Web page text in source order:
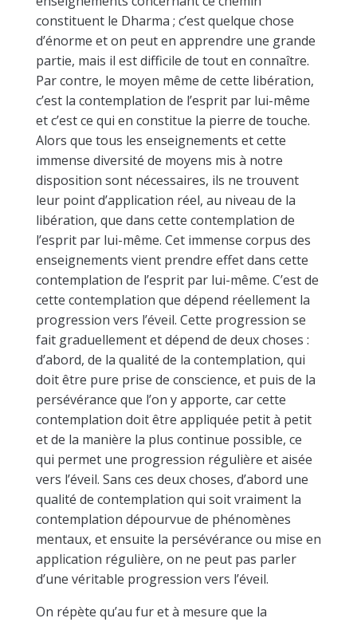
constituent le Dharma ; c’est quelque chose
d’énorme et on peut en apprendre une grande
partie, mais il est difficile de tout en connaître.
Par contre, le moyen même de cette libération,
c’est la contemplation de l’esprit par lui-même
et c’est ce qui en constitue la pierre de touche.
Alors que tous les enseignements et cette
immense diversité de moyens mis à notre
disposition sont nécessaires, ils ne trouvent
leur point d’application réel, au niveau de la
libération, que dans cette contemplation de
l’esprit par lui-même. Cet immense corpus des
enseignements vient prendre effet dans cette
contemplation de l’esprit par lui-même. C’est de
cette contemplation que dépend réellement la
progression vers l’éveil. Cette progression se
fait graduellement et dépend de deux choses :
d’abord, de la qualité de la contemplation, qui
doit être pure prise de conscience, et puis de la
persévérance que l’on y apporte, car cette
contemplation doit être appliquée petit à petit
et de la manière la plus continue possible, ce
qui permet une progression régulière et aisée
vers l’éveil. Sans ces deux choses, d’abord une
qualité de contemplation qui soit vraiment la
contemplation dépourvue de phénomènes
mentaux, et ensuite la persévérance ou mise en
application régulière, on ne peut pas parler
d’une véritable progression vers l’éveil.
On répète qu’au fur et à mesure que la